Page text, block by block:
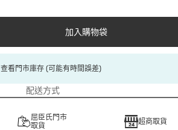
加入購物袋
查看門市庫存 (可能有時間誤差)
配送方式
屈臣氏門市
取貨
超商取貨